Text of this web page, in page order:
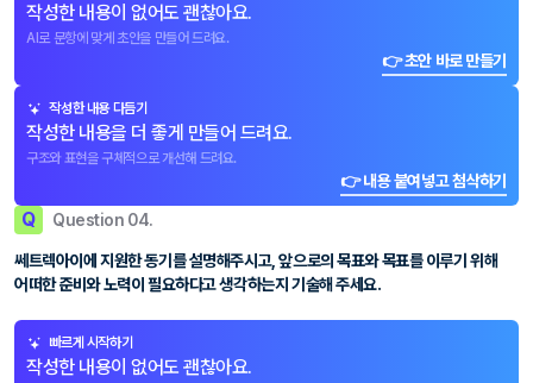
작성한 내용이 없어도 괜찮아요.
AI로 문항에 맞게 초안을 만들어 드려요.
👉 초안 바로 만들기
작성한 내용 다듬기
작성한 내용을 더 좋게 만들어 드려요.
구조와 표현을 구체적으로 개선해 드려요.
👉 내용 붙여넣고 첨삭하기
Q Question 04.
쎄트렉아이에 지원한 동기를 설명해주시고, 앞으로의 목표와 목표를 이루기 위해
어떠한 준비와 노력이 필요하다고 생각하는지 기술해 주세요.
빠르게 시작하기
작성한 내용이 없어도 괜찮아요.